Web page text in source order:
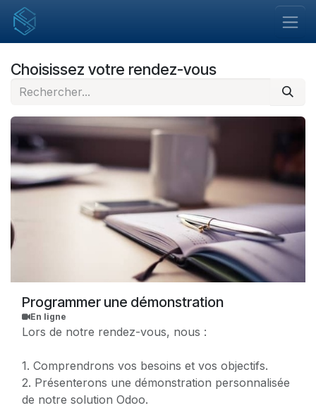
Se rendre au contenu
Choisissez votre rendez-vous
Programmer une démonstration
En ligne
Lors de notre rendez-vous, nous :
1. Comprendrons vos besoins et vos objectifs.
2. Présenterons une démonstration personnalisée
de notre solution Odoo.